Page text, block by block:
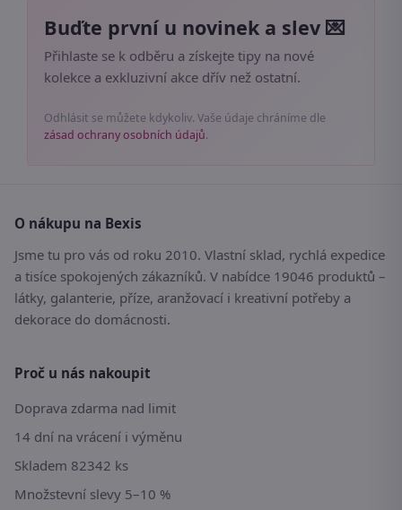
Buďte první u novinek a slev 💌
Přihlaste se k odběru a získejte tipy na nové
kolekce a exkluzivní akce dřív než ostatní.
Odhlásit se můžete kdykoliv. Vaše údaje chráníme dle
zásad ochrany osobních údajů.
O nákupu na Bexis
Jsme tu pro vás od roku 2010. Vlastní sklad, rychlá expedice
a tisíce spokojených zákazníků. V nabídce 19046 produktů –
látky, galanterie, příze, aranžovací i kreativní potřeby a
dekorace do domácnosti.
Proč u nás nakoupit
Doprava zdarma nad limit
14 dní na vrácení i výměnu
Skladem 82342 ks
Množstevní slevy 5–10 %